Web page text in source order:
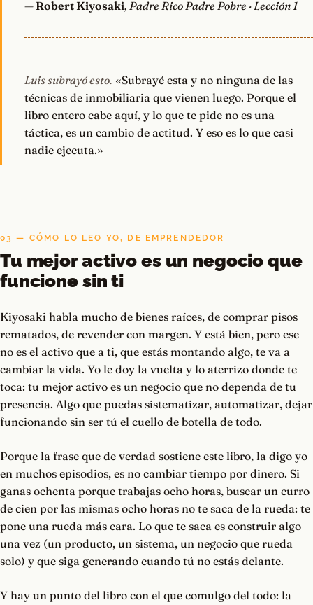
— Robert Kiyosaki, Padre Rico Padre Pobre · Lección 1
Luis subrayó esto. «Subrayé esta y no ninguna de las
técnicas de inmobiliaria que vienen luego. Porque el
libro entero cabe aquí, y lo que te pide no es una
táctica, es un cambio de actitud. Y eso es lo que casi
nadie ejecuta.»
03 — CÓMO LO LEO YO, DE EMPRENDEDOR
Tu mejor activo es un negocio que
funcione sin ti
Kiyosaki habla mucho de bienes raíces, de comprar pisos
rematados, de revender con margen. Y está bien, pero ese
no es el activo que a ti, que estás montando algo, te va a
cambiar la vida. Yo le doy la vuelta y lo aterrizo donde te
toca: tu mejor activo es un negocio que no dependa de tu
presencia. Algo que puedas sistematizar, automatizar, dejar
funcionando sin ser tú el cuello de botella de todo.
Porque la frase que de verdad sostiene este libro, la digo yo
en muchos episodios, es no cambiar tiempo por dinero. Si
ganas ochenta porque trabajas ocho horas, buscar un curro
de cien por las mismas ocho horas no te saca de la rueda: te
pone una rueda más cara. Lo que te saca es construir algo
una vez (un producto, un sistema, un negocio que rueda
solo) y que siga generando cuando tú no estás delante.
Y hay un punto del libro con el que comulgo del todo: la